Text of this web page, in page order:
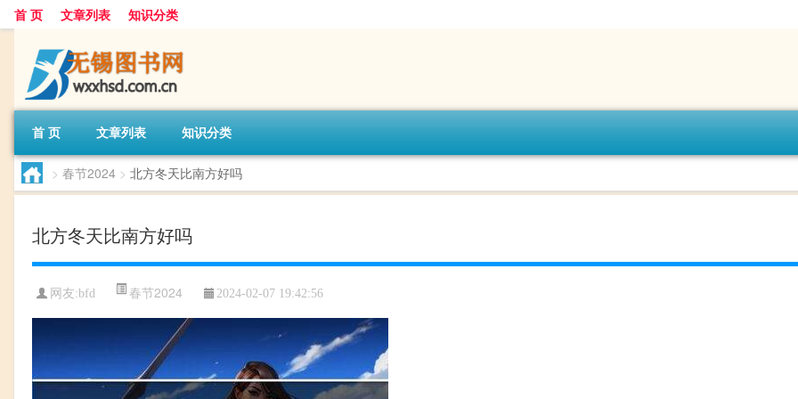
首 页 文章列表 知识分类
首 页 文章列表 知识分类
> 春节2024 > 北方冬天比南方好吗
北方冬天比南方好吗
网友:bfd 春节2024 2024-02-07 19:42:56